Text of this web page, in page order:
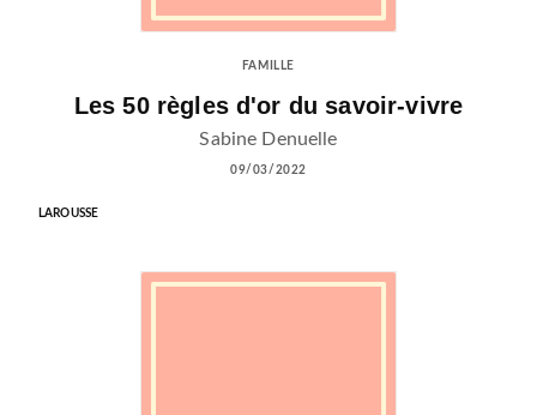
FAMILLE
Les 50 règles d'or du savoir-vivre
Sabine Denuelle
09/03/2022
LAROUSSE